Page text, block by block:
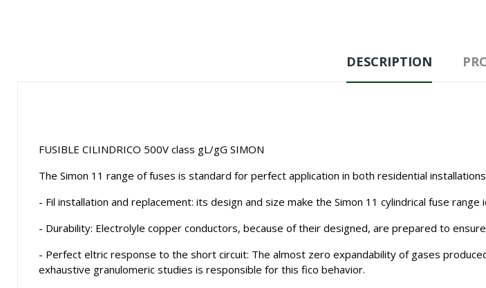
DESCRIPTION
FUSIBLE CILINDRICO 500V class gL/gG SIMON
The Simon 11 range of fuses is standard for perfect application in both residential
- Fil installation and replacement: its design and size make the Simon 11 cylindrical fuse
- Durability: Electrolyle copper conductors, because of their designed, are prepared to
- Perfect eltric response to the short circuit: The almost zero expandability of gases
exhaustive granulomeric studies is responsible for this fico behavior.